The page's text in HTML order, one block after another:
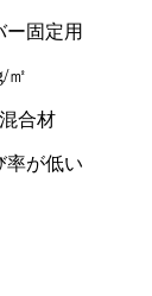
ー固定用
㎡
合材
が低い